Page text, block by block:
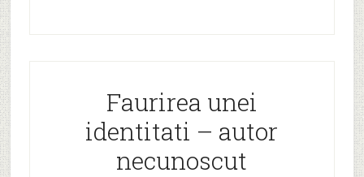
Faurirea unei
identitati – autor
necunoscut